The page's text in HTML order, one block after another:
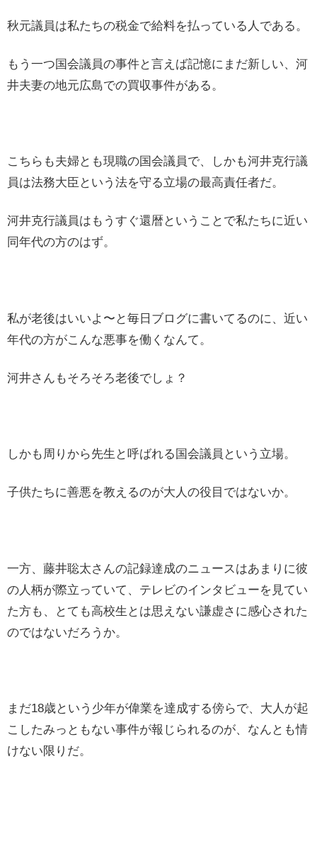
秋元議員は私たちの税金で給料を払っている人である。
もう一つ国会議員の事件と言えば記憶にまだ新しい、河
井夫妻の地元広島での買収事件がある。
こちらも夫婦とも現職の国会議員で、しかも河井克行議
員は法務大臣という法を守る立場の最高責任者だ。
河井克行議員はもうすぐ還暦ということで私たちに近い
同年代の方のはず。
私が老後はいいよ〜と毎日ブログに書いてるのに、近い
年代の方がこんな悪事を働くなんて。
河井さんもそろそろ老後でしょ？
しかも周りから先生と呼ばれる国会議員という立場。
子供たちに善悪を教えるのが大人の役目ではないか。
一方、藤井聡太さんの記録達成のニュースはあまりに彼
の人柄が際立っていて、テレビのインタビューを見てい
た方も、とても高校生とは思えない謙虚さに感心された
のではないだろうか。
まだ18歳という少年が偉業を達成する傍らで、大人が起
こしたみっともない事件が報じられるのが、なんとも情
けない限りだ。